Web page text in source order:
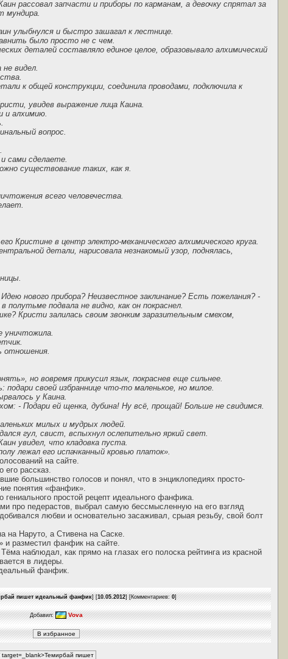
рассовал запчасти и приборы по карманам, а девочку спрятал за
мундира.
улыбнулся и быстро зашагал к лестнице.
было просто не с чем.
деталей составляло единое целое, образовывало алхимический
не видел.
к общей конструкции, соединила проводами, подключила к
увидев выражение лица Каина.
и алхимию.
вопрос.
сами сделаете.
существование таких, как я.
всего человечества.
Кристине в центр электро-механического алхимического круга.
детали, нарисовала незнакомый узор, поднялась,
нового прибора? Неизвестное заклинание? Есть пожелания? -
подвала не видно, как он покраснел.
Кристи залилась своим звонким заразительным смехом,
уничтожила.
отношения.
но вовремя прикусил язык, покраснев еще сильнее.
своей избраннице что-то маленькое, но милое.
у Каина.
- Подари ей щенка, дубина! Ну всё, прощай! Больше не свидимся.
милых и мудрых людей.
гул, свист, вспыхнул ослепительно яркий свет.
увидел, что кладовка пуста.
лежал его испачканный кровью платок».
на сайте.
его рассказ.
большинство голосов и понял, что в энциклопедиях просто-
понятия «фанфик».
простой рецепт идеального фанфика.
про педерастов, выбрал самую бессмысленную на его взгляд
любви и основательно засаживал, срыая резьбу, свой болт
на Наруто, а Стивена на Саске.
и разместил фанфик на сайте.
наблюдал, как прямо на глазах его полоска рейтинга из красной
в лидеры.
фанфик.
пишет идеальный фанфик] [10.05.2012] [Комментариев: 0]
Добавил: Vova